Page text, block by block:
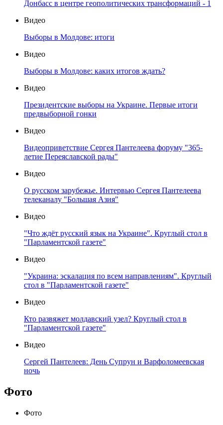
Донбасс в центре геополитических трансформаций - 1
Видео
Выборы в Молдове: итоги
Видео
Выборы в Молдове: каких итогов ждать?
Видео
Президентские выборы на Украине. Первые итоги
предвыборной гонки
Видео
Видеоприветствие Сергея Пантелеева форуму "365-
летие Переяславской рады"
Видео
О русском зарубежье. Интервью Сергея Пантелеева
телеканалу "Большая Азия"
Видео
"Что ждёт русский язык на Украине". Круглый стол в
"Парламентской газете"
Видео
"Украина: эскалация по всем направлениям". Круглый
стол в "Парламентской газете"
Видео
Кто развяжет молдавский узел? Круглый стол в
"Парламентской газете"
Видео
Сергей Пантелеев: День Супрун и Варфоломеевская
ночь
Фото
Фото